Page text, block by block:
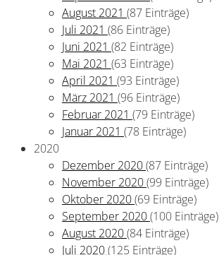
August 2021 (87 Einträge)
Juli 2021 (86 Einträge)
Juni 2021 (82 Einträge)
Mai 2021 (63 Einträge)
April 2021 (93 Einträge)
März 2021 (96 Einträge)
Februar 2021 (79 Einträge)
Januar 2021 (78 Einträge)
2020
Dezember 2020(87 Einträge)
November 2020(99 Einträge)
Oktober 2020(69 Einträge)
September 2020(100 Einträge)
August 2020(84 Einträge)
Juli 2020(125 Einträge)